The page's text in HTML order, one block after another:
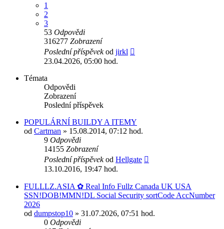
1
2
3
53 Odpovědi
316277 Zobrazení
Poslední příspěvekod jirkl
23.04.2026, 05:00 hod.
Témata
Odpovědi
Zobrazení
Poslední příspěvek
POPULÁRNÍ BUILDY A ITEMY
od Cartman » 15.08.2014, 07:12 hod.
9 Odpovědi
14155 Zobrazení
Poslední příspěvekod Hellgate
13.10.2016, 19:47 hod.
FULLLZ.ASIA ✿ Real Info Fullz Canada UK USA
SSN!DOB!MMN!DL Social Security sortCode AccNumber
2026
od dumpstop10 » 31.07.2026, 07:51 hod.
0 Odpovědi